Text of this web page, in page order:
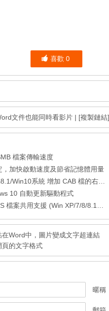
喜歡 0
文件也能同時看影片 | [複製鏈結]
檔案傳輸速度
加快啟動速度及節省記憶體用量
系統 增加 CAB 檔的右鍵安裝的功能
10 自動更新驅動程式
案共用支援 (Win XP/7/8/8.1/10)
在Word中，圖片變成文字超連結
頁的文字格式
暱稱